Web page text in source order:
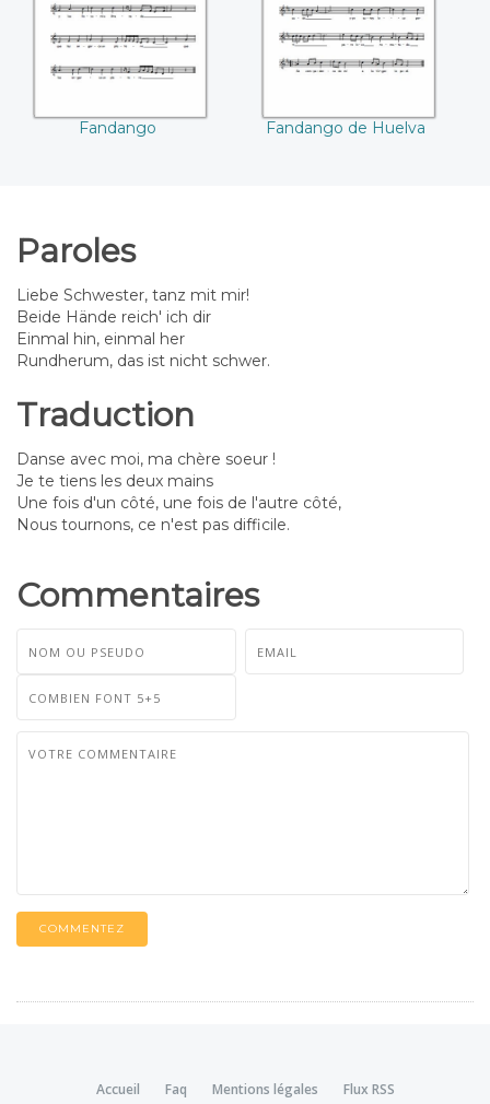
Fandango Fandango de Huelva
Paroles
Liebe Schwester, tanz mit mir!
Beide Hände reich' ich dir
Einmal hin, einmal her
Rundherum, das ist nicht schwer.
Traduction
Danse avec moi, ma chère soeur !
Je te tiens les deux mains
Une fois d'un côté, une fois de l'autre côté,
Nous tournons, ce n'est pas difficile.
Commentaires
COMMENTEZ
Accueil Faq Mentions légales
Flux RSS